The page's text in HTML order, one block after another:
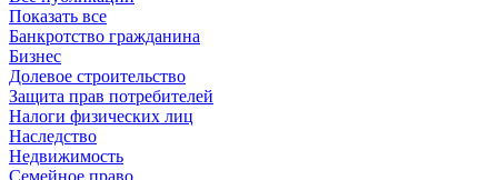
Показать все
Банкротство гражданина
Бизнес
Долевое строительство
Защита прав потребителей
Налоги физических лиц
Наследство
Недвижимость